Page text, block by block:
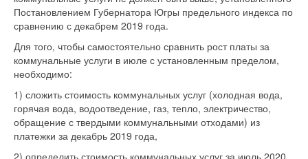
Постановлением Губернатора Югры предельного индекса по
сравнению с декабрем 2019 года.
Для того, чтобы самостоятельно сравнить рост платы за
коммунальные услуги в июле с установленным пределом,
необходимо:
1) сложить стоимость коммунальных услуг (холодная вода,
горячая вода, водоотведение, газ, тепло, электричество,
обращение с твердыми коммунальными отходами) из
платежки за декабрь 2019 года,
2) определить стоимость коммунальных услуг за июль 2020